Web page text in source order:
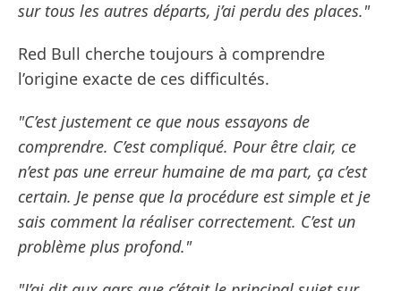
sur tous les autres départs, j’ai perdu des places."
Red Bull cherche toujours à comprendre
l’origine exacte de ces difficultés.
"C’est justement ce que nous essayons de
comprendre. C’est compliqué. Pour être clair, ce
n’est pas une erreur humaine de ma part, ça c’est
certain. Je pense que la procédure est simple et je
sais comment la réaliser correctement. C’est un
problème plus profond."